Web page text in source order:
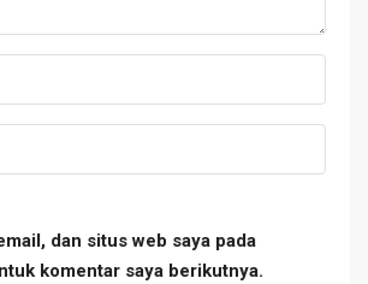
dan situs web saya pada
komentar saya berikutnya.